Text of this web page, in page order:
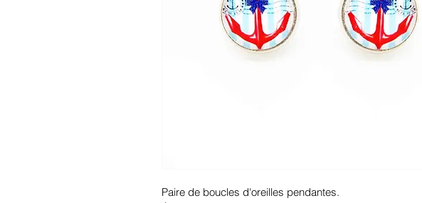
Paire de boucles d'oreilles pendantes.